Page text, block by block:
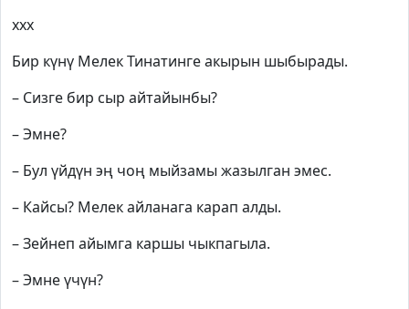
xxx
Бир күнү Мелек Тинатинге акырын шыбырады.
– Сизге бир сыр айтайынбы?
– Эмне?
– Бул үйдүн эң чоң мыйзамы жазылган эмес.
– Кайсы? Мелек айланага карап алды.
– Зейнеп айымга каршы чыкпагыла.
– Эмне үчүн?